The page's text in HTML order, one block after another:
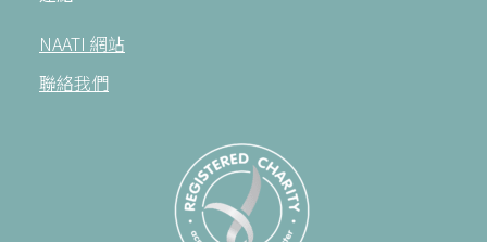
NAATI 網站
聯絡我們